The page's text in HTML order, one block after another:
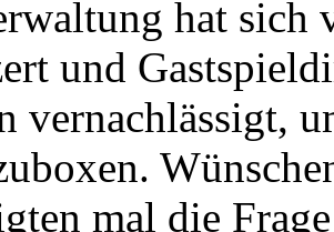
hat sich
und
vernachlässigt,
mal die